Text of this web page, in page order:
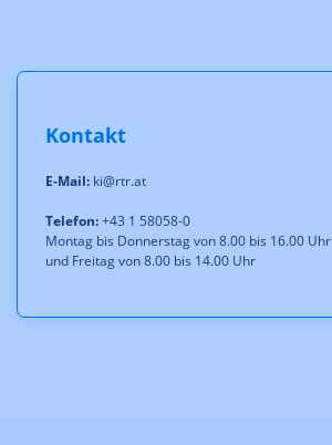
Kontakt
E-Mail: ki@rtr.at
Telefon:+43 1 58058-0
Montag bis Donnerstag von 8.00 bis 16.00 Uhr
und Freitag von 8.00 bis 14.00 Uhr